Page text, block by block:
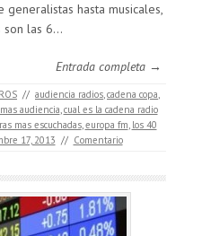
hasta musicales,
son las 6…
Entrada completa →
// audiencia radios,cadena copa,
audiencia,cual es la cadena radio
mas escuchadas,europa fm, los 40
17, 2013 // Comentario